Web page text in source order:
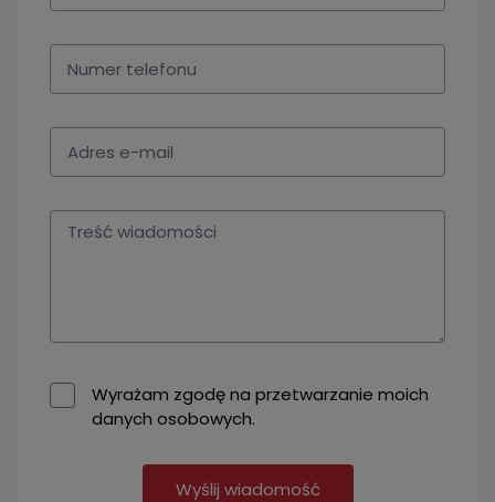
Wyrażam zgodę na przetwarzanie moich
danych osobowych.
Wyślij wiadomość